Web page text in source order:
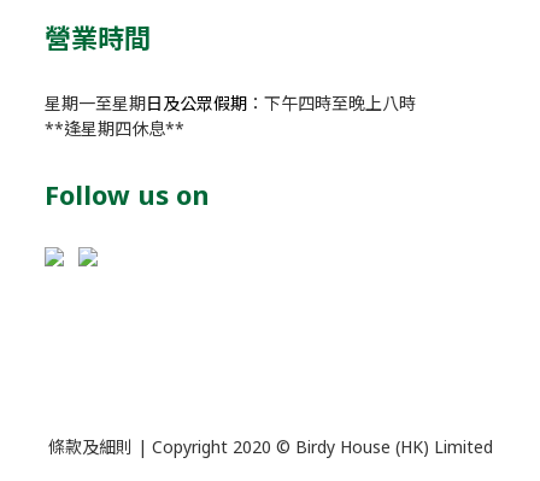
營業時間
星期一至星期日及公眾假期 ：下午四時至晚上八時
**逢星期四休息**
Follow us on
條款及細則 | Copyright 2020 © Birdy House (HK) Limited